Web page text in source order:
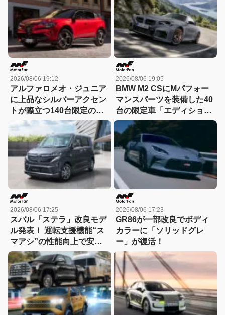
2026/08/06 19:12
アルファロメオ・ジュニア
に上品なシルバーアクセン
トが際立つ140台限定の
「スポルト スペチアーレ」
が登場！
2026/08/06 19:05
BMW M2 CSにMパフォー
マンスパーツを装備した40
台の限定車「エディショ
ン・エッジ」が登場！
2026/08/06 17:25
スバル「ステラ」改良モデ
ル発表！ 運転支援機能“ス
マアシ”の性能向上で安心
感さらにアップ
2026/08/06 17:23
GR86が一部改良でボディ
カラーに「ソリッドグレ
ー」が復活！